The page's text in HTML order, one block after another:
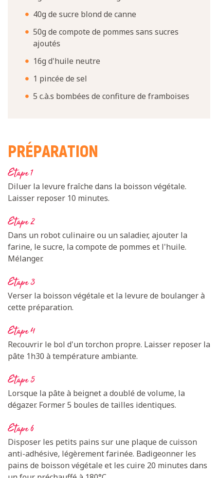
40g de sucre blond de canne
50g de compote de pommes sans sucres
ajoutés
16g d'huile neutre
1 pincée de sel
5 c.à.s bombées de confiture de framboises
PRÉPARATION
Etape 1
Diluer la levure fraîche dans la boisson végétale.
Laisser reposer 10 minutes.
Etape 2
Dans un robot culinaire ou un saladier, ajouter la
farine, le sucre, la compote de pommes et l'huile.
Mélanger.
Etape 3
Verser la boisson végétale et la levure de boulanger à
cette préparation.
Etape 4
Recouvrir le bol d'un torchon propre. Laisser reposer la
pâte 1h30 à température ambiante.
Etape 5
Lorsque la pâte à beignet a doublé de volume, la
dégazer. Former 5 boules de tailles identiques.
Etape 6
Disposer les petits pains sur une plaque de cuisson
anti-adhésive, légèrement farinée. Badigeonner les
pains de boisson végétale et les cuire 20 minutes dans